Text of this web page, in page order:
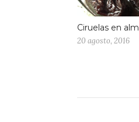
Ciruelas en
20 agosto, 2016